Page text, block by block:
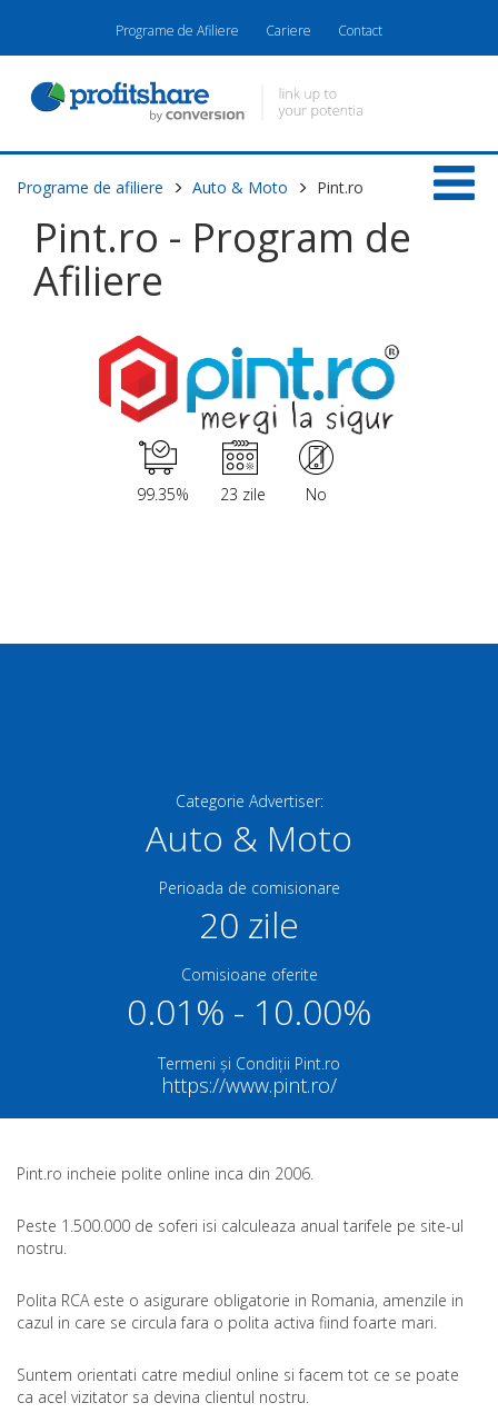
Programe de Afiliere Cariere Contact
Programe de afiliere Auto & Moto Pint.ro
Pint.ro - Program de
Afiliere
99.35% 23 zile No
Categorie Advertiser:
Auto & Moto
Perioada de comisionare
20 zile
Comisioane oferite
0.01% - 10.00%
Termeni și Condiții Pint.ro
https://www.pint.ro/
Pint.ro incheie polite online inca din 2006.
Peste 1.500.000 de soferi isi calculeaza anual tarifele pe site-ul
nostru.
Polita RCA este o asigurare obligatorie in Romania, amenzile in
cazul in care se circula fara o polita activa fiind foarte mari.
Suntem orientati catre mediul online si facem tot ce se poate
ca acel vizitator sa devina clientul nostru.